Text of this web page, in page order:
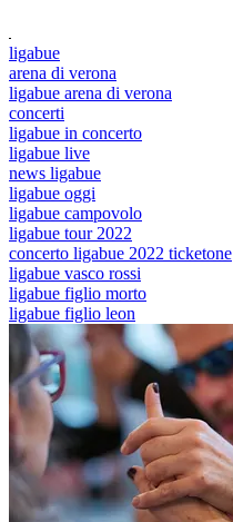
ligabue
arena di verona
ligabue arena di verona
concerti
ligabue in concerto
ligabue live
news ligabue
ligabue oggi
ligabue campovolo
ligabue tour 2022
concerto ligabue 2022 ticketone
ligabue vasco rossi
ligabue figlio morto
ligabue figlio leon